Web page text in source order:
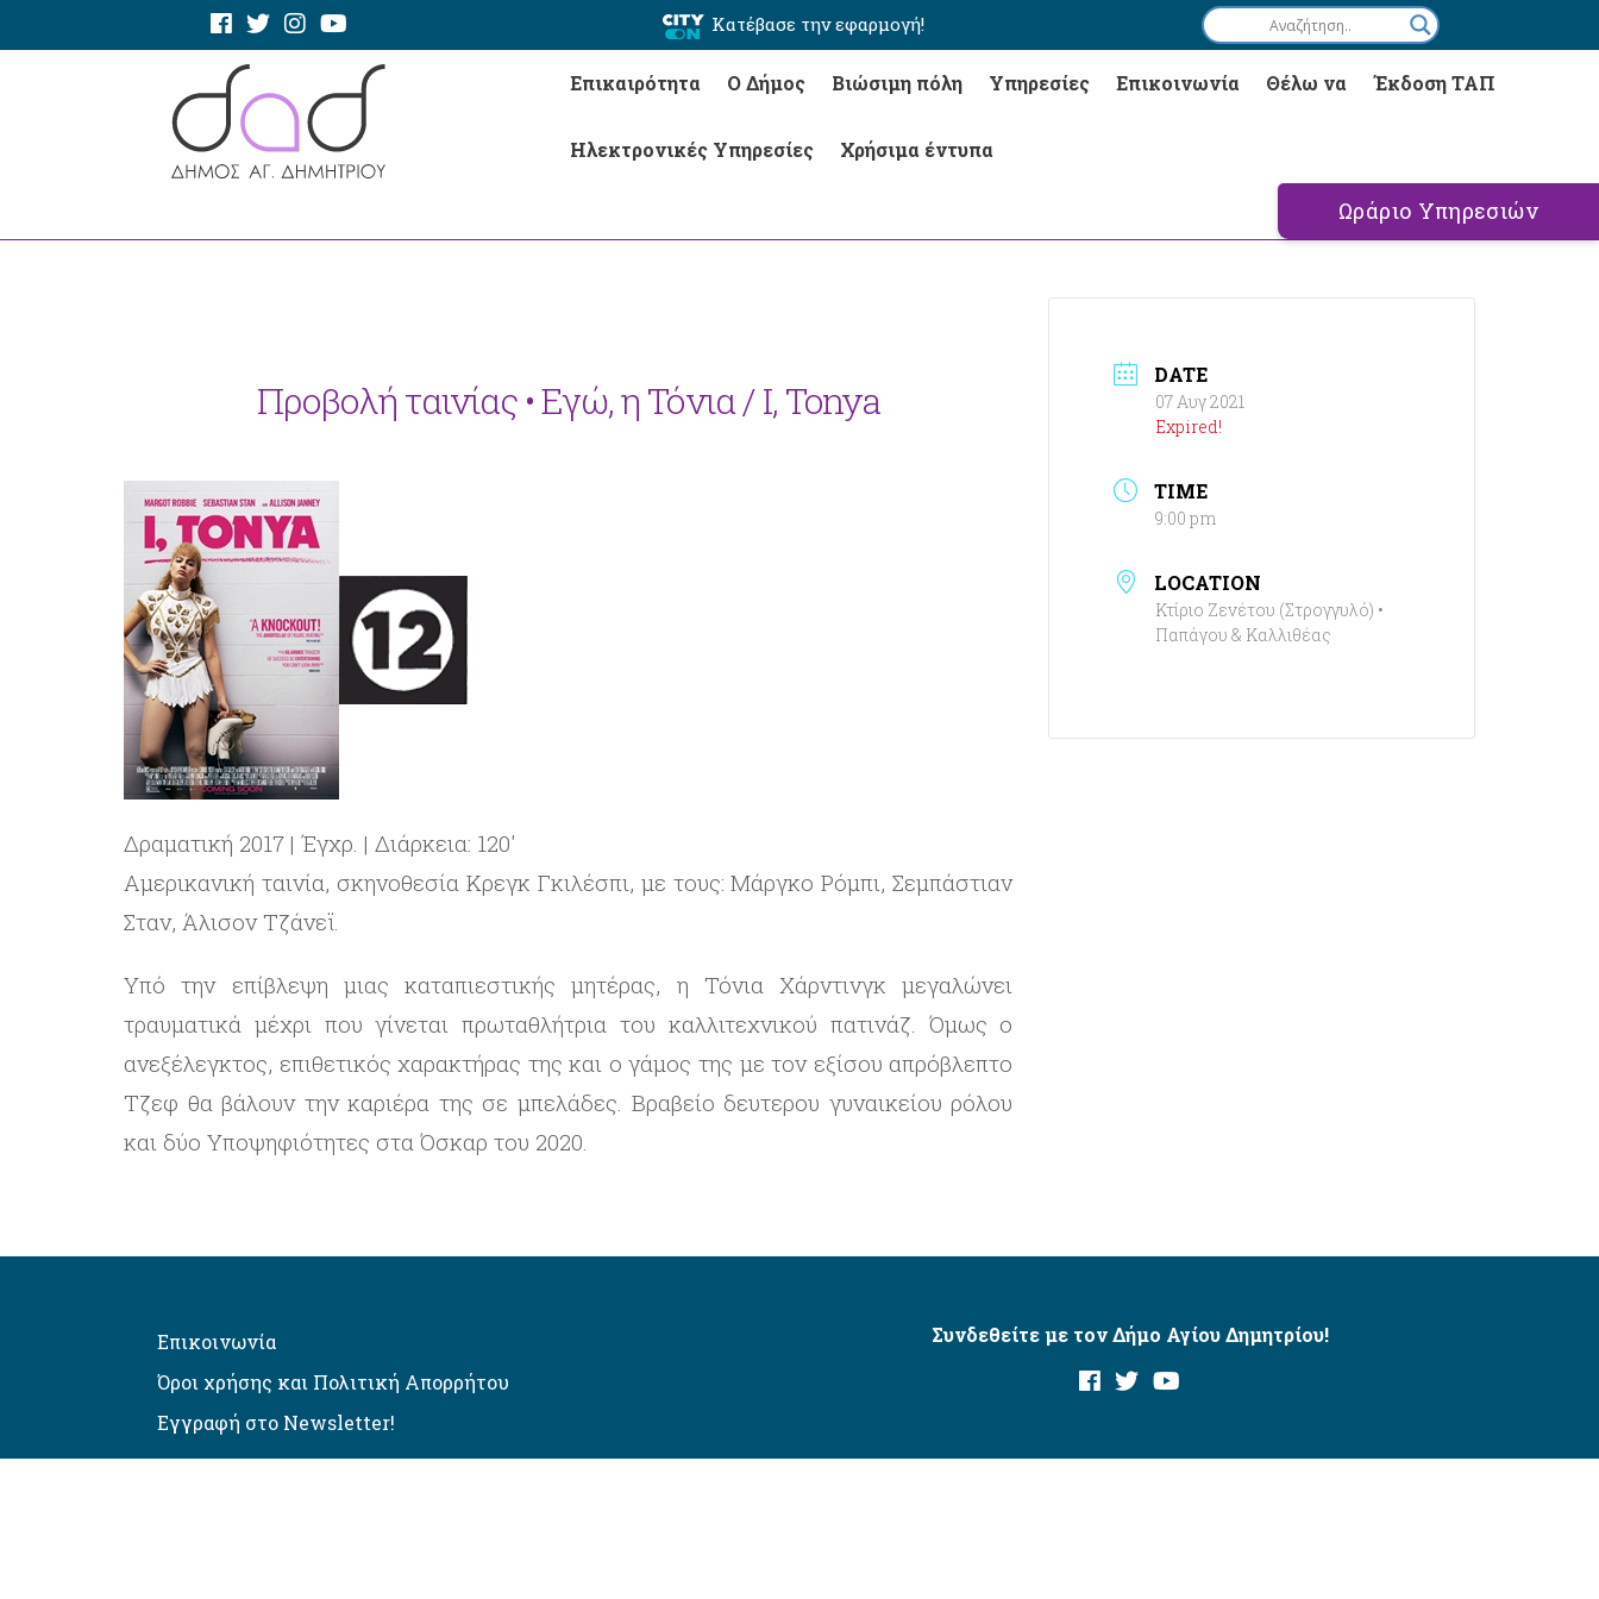
Κατέβασε την εφαρμογή!
Επικαιρότητα Ο Δήμος Βιώσιμη πόλη Υπηρεσίες Επικοινωνία Θέλω να Έκδοση ΤΑΠ
Ηλεκτρονικές Υπηρεσίες Χρήσιμα έντυπα
Ωράριο Υπηρεσιών
Προβολή ταινίας • Εγώ, η Τόνια / I, Tonya
Δραματική 2017 | Έγχρ. | Διάρκεια: 120′
Aμερικανική ταινία, σκηνοθεσία Κρεγκ Γκιλέσπι, με τους: Μάργκο Ρόμπι, Σεμπάστιαν
Σταν, Άλισον Τζάνεϊ.
Υπό την επίβλεψη μιας καταπιεστικής μητέρας, η Τόνια Χάρντινγκ μεγαλώνει
τραυματικά μέχρι που γίνεται πρωταθλήτρια του καλλιτεχνικού πατινάζ. Όμως ο
ανεξέλεγκτος, επιθετικός χαρακτήρας της και ο γάμος της με τον εξίσου απρόβλεπτο
Τζεφ θα βάλουν την καριέρα της σε μπελάδες. Βραβείο δευτερου γυναικείου ρόλου
και δύο Υποψηφιότητες στα Όσκαρ του 2020.
DATE
07 Αυγ 2021
Expired!
TIME
9:00 pm
LOCATION
Κτίριο Ζενέτου (Στρογγυλό) •
Παπάγου & Καλλιθέας
Επικοινωνία
Όροι χρήσης και Πολιτική Απορρήτου
Εγγραφή στο Newsletter!
Συνδεθείτε με τον Δήμο Αγίου Δημητρίου!